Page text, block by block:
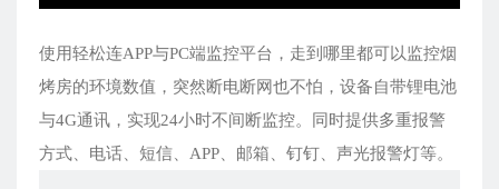
使用轻松连APP与PC端监控平台，走到哪里都可以监控烟
烤房的环境数值，突然断电断网也不怕，设备自带锂电池
与4G通讯，实现24小时不间断监控。同时提供多重报警
方式、电话、短信、APP、邮箱、钉钉、声光报警灯等。